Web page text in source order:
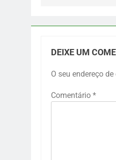
DEIXE UM
O seu endereço
Comentário *